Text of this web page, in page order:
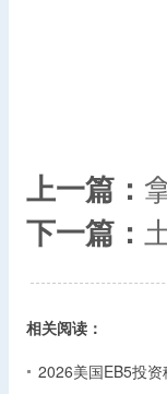
上一篇：
下一篇：
相关阅读：
2026美国EB5投